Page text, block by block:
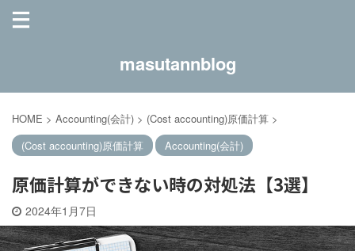
masutannblog
HOME > Accounting(会計) > (Cost accounting)原価計算 >
(Cost accounting)原価計算
Accounting(会計)
原価計算ができない時の対処法【3選】
2024年1月7日